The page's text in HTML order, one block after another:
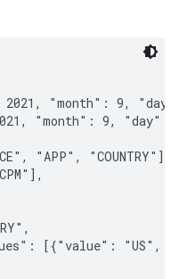
"month": 9,
"month": 9, "day":
"APP", "COUNTRY"],
[{"value": "US",